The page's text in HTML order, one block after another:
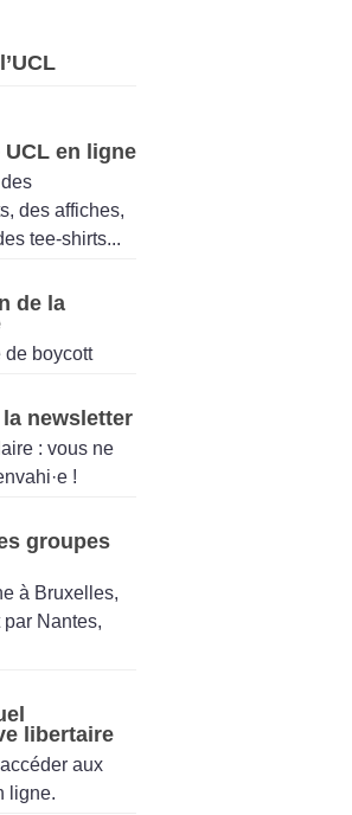
en ligne
des affiches,
tee-shirts...
de la
de boycott
newsletter
: vous ne
!
groupes
à Bruxelles,
Nantes,
libertaire
aux
ligne.